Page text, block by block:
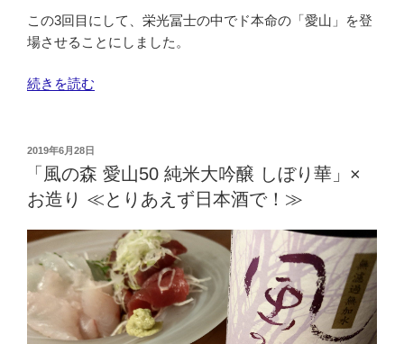
の
この3回目にして、栄光冨士の中でド本命の「愛山」を登
場させることにしました。
“「栄
士
愛
山
無
濾
過
生
原
酒
続きを読む
投
2019年6月28日
「風の森 愛山50 純米大吟醸 しぼり華」×
お造り ≪とりあえず日本酒で！≫